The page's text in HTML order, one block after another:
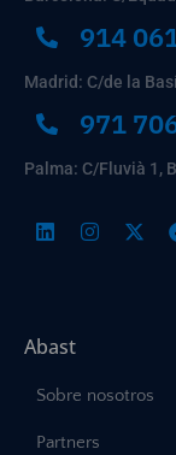
914
Madrid: C/de la
971
Palma: C/Fluvià 1,
Abast
Sobre nosotros
Partners